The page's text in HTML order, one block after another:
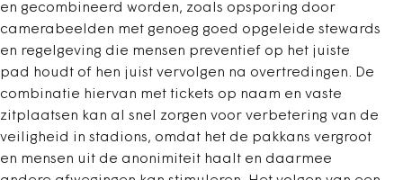
en gecombineerd worden, zoals opsporing door
camerabeelden met genoeg goed opgeleide stewards
en regelgeving die mensen preventief op het juiste
pad houdt of hen juist vervolgen na overtredingen. De
combinatie hiervan met tickets op naam en vaste
zitplaatsen kan al snel zorgen voor verbetering van de
veiligheid in stadions, omdat het de pakkans vergroot
en mensen uit de anonimiteit haalt en daarmee